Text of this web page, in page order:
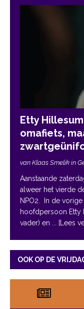
Etty
omafiets,
van Klaas Smelik in
Aanstaande
alweer het vierde
NPO2. In de
hoofdpersoon Etty
vader) en
... [Lees
OOK OP DE